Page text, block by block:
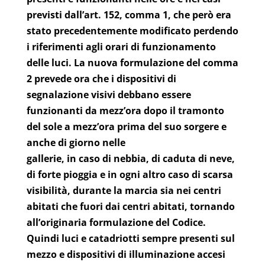
previsti dall’art. 152, comma 1, che però era
stato precedentemente modificato perdendo
i riferimenti agli orari di funzionamento
delle luci. La nuova formulazione del comma
2 prevede ora che i dispositivi di
segnalazione visivi debbano essere
funzionanti da mezz’ora dopo il tramonto
del sole a mezz’ora prima del suo sorgere e
anche di giorno nelle
gallerie, in caso di nebbia, di caduta di neve,
di forte pioggia e in ogni altro caso di scarsa
visibilità, durante la marcia sia nei centri
abitati che fuori dai centri abitati, tornando
all’originaria formulazione del Codice.
Quindi luci e catadriotti sempre presenti sul
mezzo e dispositivi di illuminazione accesi